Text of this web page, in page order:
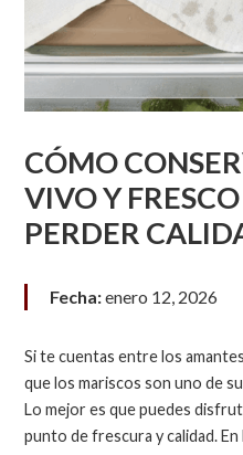
CÓMO
VIVO Y
PERDER
Fecha:enero 12, 2026
Si te cuentas entre los
que los mariscos son uno de
Lo mejor es que puedes
punto de frescura y calidad.